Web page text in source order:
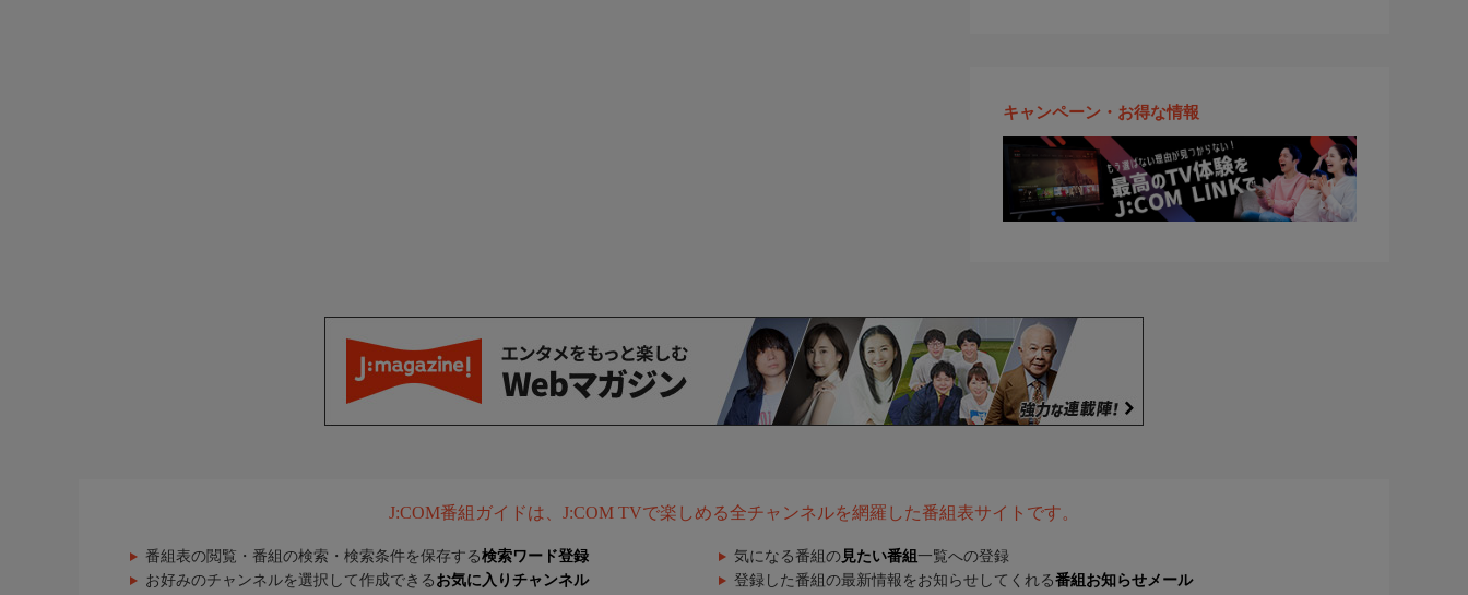
キャンペーン・お得な情報
J:COM番組ガイドは、J:COM TVで楽しめる全チャンネルを網羅した番組表サイトです。
番組表の閲覧・番組の検索・検索条件を保存する検索ワード登録 気になる番組の 見たい番組 一覧への登録
お好みのチャンネルを選択して作成できる お気に入りチャンネル 登録した番組の最新情報をお知らせしてくれる番組お知らせメール